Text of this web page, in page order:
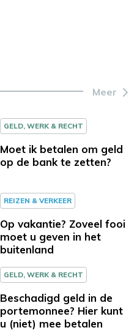
Meer
GELD, WERK & RECHT
Moet ik betalen om geld
op de bank te zetten?
REIZEN & VERKEER
Op vakantie? Zoveel fooi
moet u geven in het
buitenland
GELD, WERK & RECHT
Beschadigd geld in de
portemonnee? Hier kunt
u (niet) mee betalen